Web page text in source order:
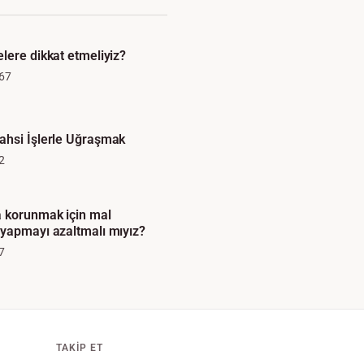
dikkat etmeliyiz?
İşlerle Uğraşmak
korunmak için mal
azaltmalı mıyız?
TAKIP ET